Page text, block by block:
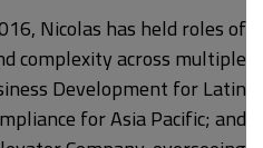
Nicolas has held roles of
complexity across multiple
Development for Latin
for Asia Pacific; and